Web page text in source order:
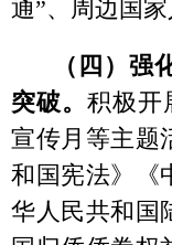
地州市政府
省区市政府